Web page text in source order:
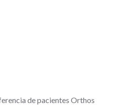
de pacientes Orthos